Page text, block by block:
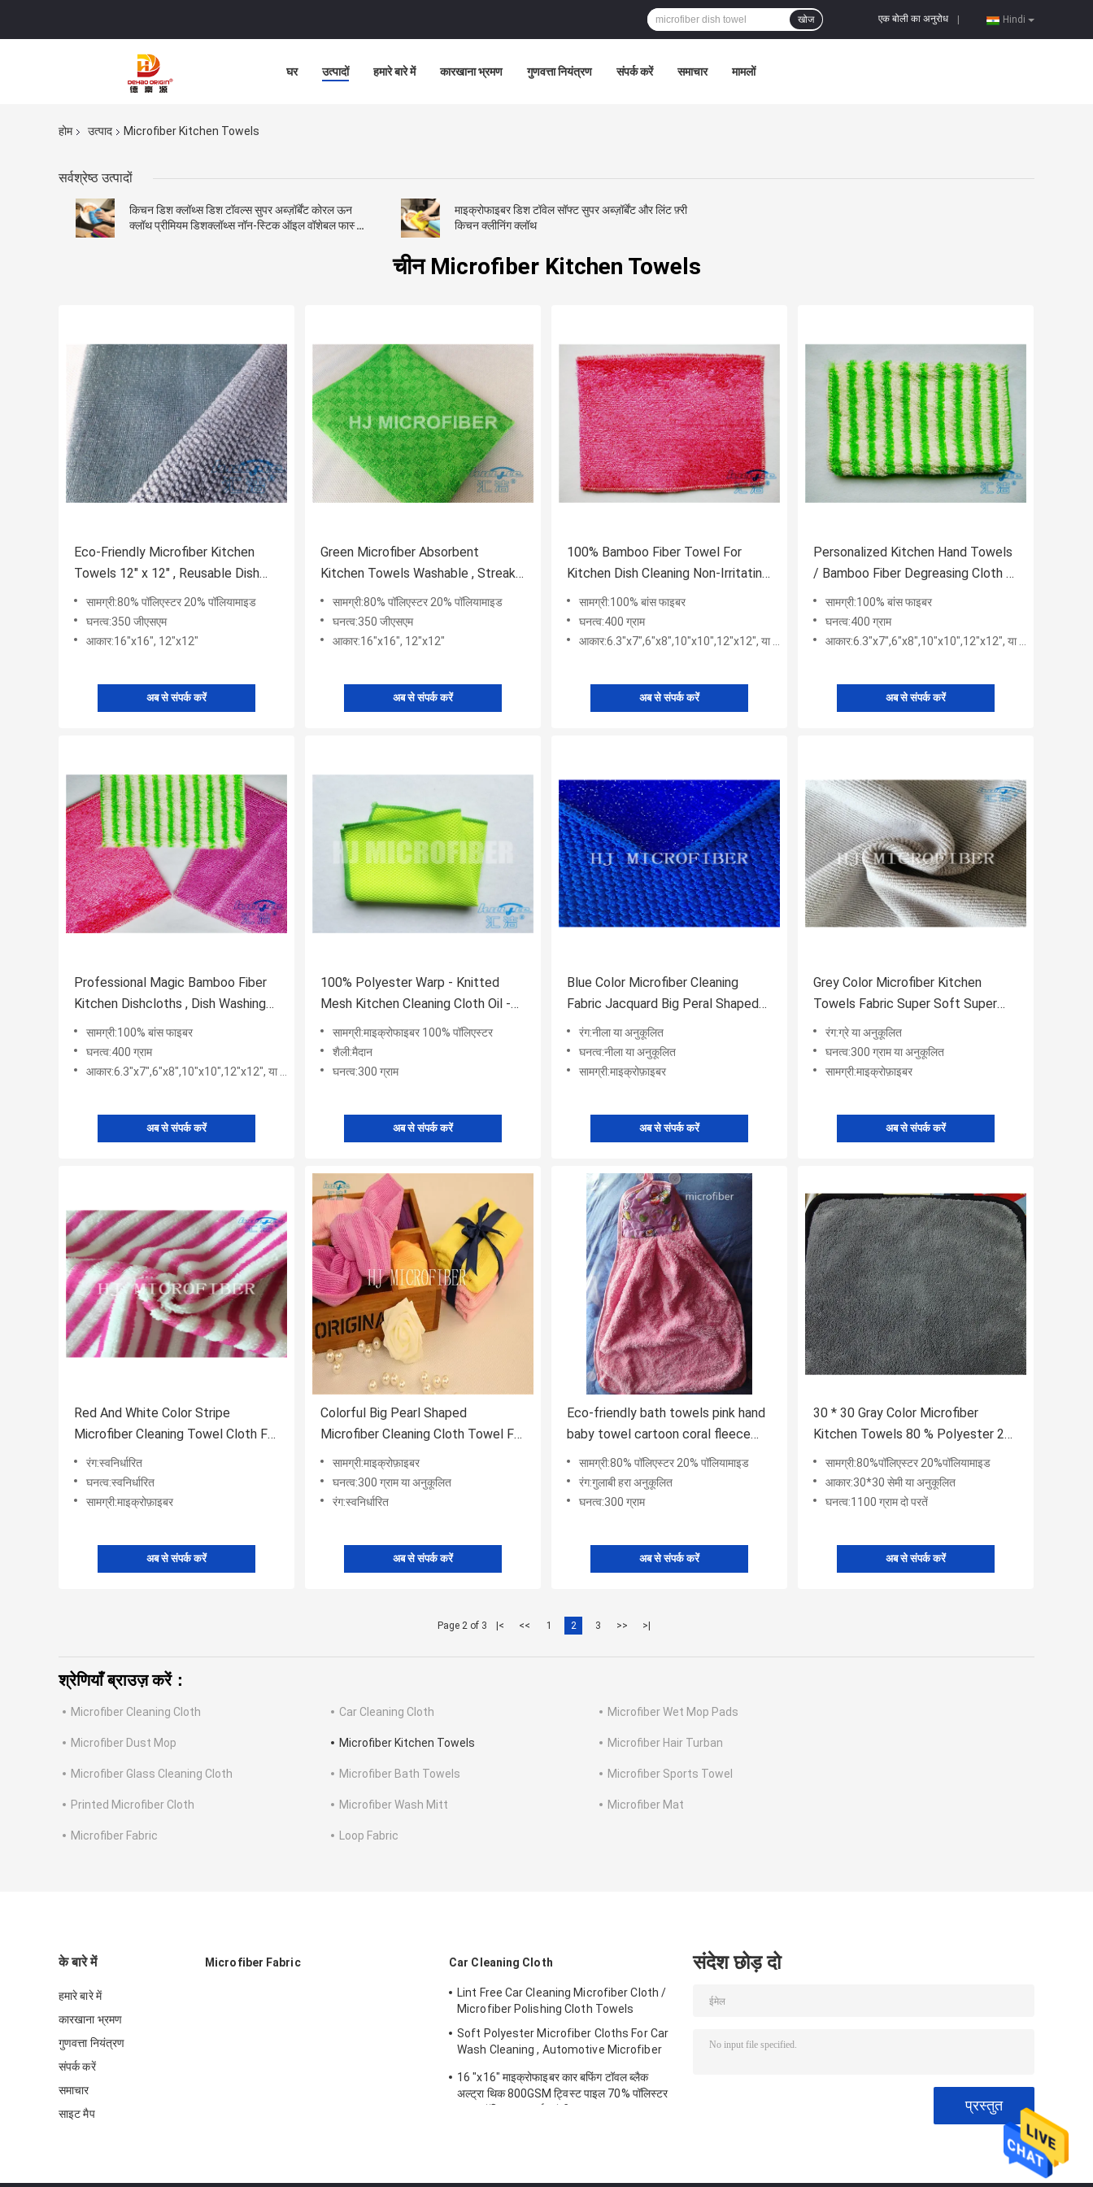
Hindi
एक बोली का अनुरोध
खोज
घर उत्पादों हमारे बारे में कारखाना भ्रमण गुणवत्ता नियंत्रण संपर्क करें समाचार मामलों
होम उत्पाद Microfiber Kitchen Towels
सर्वश्रेष्ठ उत्पादों
किचन डिश क्लॉथ्स डिश टॉवल्स सुपर अब्ज़ॉर्बेंट कोरल ऊन
क्लॉथ प्रीमियम डिशक्लॉथ्स नॉन-स्टिक ऑइल वॉशेबल फास्ट
माइक्रोफाइबर डिश टॉवेल सॉफ्ट सुपर अब्ज़ॉर्बेंट और लिंट फ़्री
किचन क्लीनिंग क्लॉथ
चीन Microfiber Kitchen Towels
Eco-Friendly Microfiber Kitchen
Towels 12" x 12" , Reusable Dish
Cloths
सामग्री:80% पॉलिएस्टर 20% पॉलियामाइड
घनत्व:350 जीएसएम
आकार:16"x16", 12"x12"
अब से संपर्क करें
Green Microfiber Absorbent
Kitchen Towels Washable , Streak
Free Microfiber Cloth
सामग्री:80% पॉलिएस्टर 20% पॉलियामाइड
घनत्व:350 जीएसएम
आकार:16"x16", 12"x12"
अब से संपर्क करें
100% Bamboo Fiber Towel For
Kitchen Dish Cleaning Non-Irritating
Customized
सामग्री:100% बांस फाइबर
घनत्व:400 ग्राम
आकार:6.3"x7",6"x8",10"x10",12"x12", या अनुकूलित
अब से संपर्क करें
Personalized Kitchen Hand Towels
/ Bamboo Fiber Degreasing Cloth 6"
सामग्री:100% बांस फाइबर
घनत्व:400 ग्राम
आकार:6.3"x7",6"x8",10"x10",12"x12", या अनुकूलित
अब से संपर्क करें
Professional Magic Bamboo Fiber
Kitchen Dishcloths , Dish Washing
सामग्री:100% बांस फाइबर
घनत्व:400 ग्राम
आकार:6.3"x7",6"x8",10"x10",12"x12", या अनुकूलित
अब से संपर्क करें
100% Polyester Warp - Knitted
Mesh Kitchen Cleaning Cloth Oil -
Resistant Green Dish Cloth 12"x16"
सामग्री:माइक्रोफाइबर 100% पॉलिएस्टर
शैली:मैदान
घनत्व:300 ग्राम
अब से संपर्क करें
Blue Color Microfiber Cleaning
Fabric Jacquard Big Peral Shaped
Cloth With PP Hard Wire
रंग:नीला या अनुकूलित
घनत्व:नीला या अनुकूलित
सामग्री:माइक्रोफ़ाइबर
अब से संपर्क करें
Grey Color Microfiber Kitchen
Towels Fabric Super Soft Super
Absorbent Superpol Cloth Fabric
रंग:ग्रे या अनुकूलित
घनत्व:300 ग्राम या अनुकूलित
सामग्री:माइक्रोफ़ाइबर
अब से संपर्क करें
Red And White Color Stripe
Microfiber Cleaning Towel Cloth For
Home Using Super Absorbent
रंग:स्वनिर्धारित
घनत्व:स्वनिर्धारित
सामग्री:माइक्रोफ़ाइबर
अब से संपर्क करें
Colorful Big Pearl Shaped
Microfiber Cleaning Cloth Towel For
Home Super Soft Super Absorbent
सामग्री:माइक्रोफ़ाइबर
घनत्व:300 ग्राम या अनुकूलित
रंग:स्वनिर्धारित
अब से संपर्क करें
Eco-friendly bath towels pink hand
baby towel cartoon coral fleece
good looking
सामग्री:80% पॉलिएस्टर 20% पॉलियामाइड
रंग:गुलाबी हरा अनुकूलित
घनत्व:300 ग्राम
अब से संपर्क करें
30 * 30 Gray Color Microfiber
Kitchen Towels 80 % Polyester 20
% Polyamide Coral Fleece
सामग्री:80%पॉलिएस्टर 20%पॉलियामाइड
आकार:30*30 सेमी या अनुकूलित
घनत्व:1100 ग्राम दो परतें
अब से संपर्क करें
Page 2 of 3 |< << 1 2 3 >> >|
श्रेणियाँ ब्राउज़ करें：
Microfiber Cleaning Cloth Car Cleaning Cloth Microfiber Wet Mop Pads
Microfiber Dust Mop Microfiber Kitchen Towels Microfiber Hair Turban
Microfiber Glass Cleaning Cloth Microfiber Bath Towels Microfiber Sports Towel
Printed Microfiber Cloth Microfiber Wash Mitt Microfiber Mat
Microfiber Fabric Loop Fabric
के बारे में
हमारे बारे में
कारखाना भ्रमण
गुणवत्ता नियंत्रण
संपर्क करें
समाचार
साइट मैप
Microfiber Fabric Car Cleaning Cloth
Lint Free Car Cleaning Microfiber Cloth /
Microfiber Polishing Cloth Towels
Soft Polyester Microfiber Cloths For Car
Wash Cleaning , Automotive Microfiber
16 "x16" माइक्रोफाइबर कार बफिंग टॉवल ब्लैक
अल्ट्रा थिक 800GSM ट्विस्ट पाइल 70% पॉलिस्टर
संदेश छोड़ दो